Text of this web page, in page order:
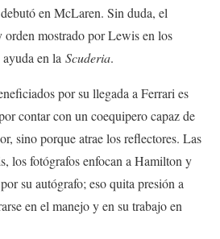
en McLaren. Sin duda, el
mostrado por Lewis en los
en la Scuderia.
por su llegada a Ferrari es
contar con un coequipero capaz de
sino porque atrae los reflectores. Las
los fotógrafos enfocan a Hamilton y
su autógrafo; eso quita presión a
en el manejo y en su trabajo en